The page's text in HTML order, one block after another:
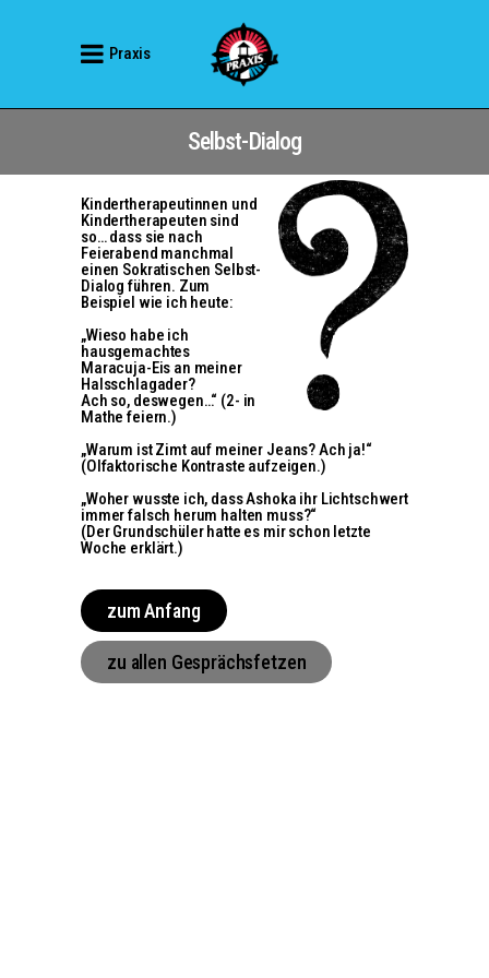
Praxis
Selbst-Dialog
Kindertherapeutinnen und
Kindertherapeuten sind
so… dass sie nach
Feierabend manchmal
einen Sokratischen Selbst-
Dialog führen. Zum
Beispiel wie ich heute:
„Wieso habe ich
hausgemachtes
Maracuja-Eis an meiner
Halsschlagader?
Ach so, deswegen…“ (2- in
Mathe feiern.)
„Warum ist Zimt auf meiner Jeans? Ach ja!“
(Olfaktorische Kontraste aufzeigen.)
„Woher wusste ich, dass Ashoka ihr Lichtschwert
immer falsch herum halten muss?“
(Der Grundschüler hatte es mir schon letzte
Woche erklärt.)
zum Anfang
zu allen Gesprächsfetzen